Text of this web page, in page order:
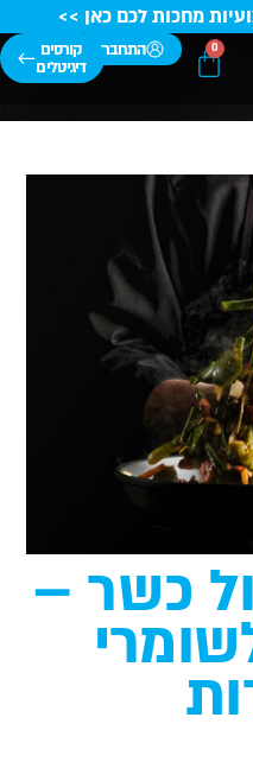
מחכות לכם כאן >>
התחברות קורסים
דיגיטלים
כשר –